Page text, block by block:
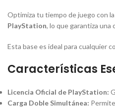
Optimiza tu tiempo de juego con la
PlayStation, lo que garantiza
Esta base es ideal para cualquier
Características
Licencia Oficial de PlayStation:
Carga Doble Simultánea: